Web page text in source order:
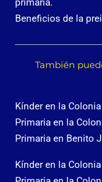
primaria.
Beneficios de la
También
Kínder en la
Primaria en la
Primaria en Benito
Kínder en la